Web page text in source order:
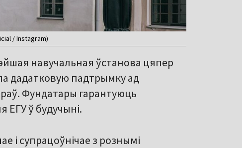
/ Instagram)
навучальная ўстанова цяпер
дадатковую падтрымку ад
Фундатары гарантуюць
ЕГУ ў будучыні.
і супрацоўнічае з рознымі